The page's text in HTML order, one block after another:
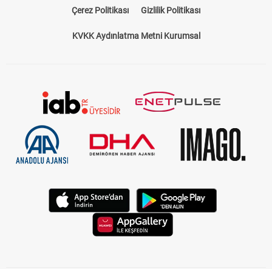
Çerez Politikası Gizlilik Politikası
KVKK Aydınlatma Metni Kurumsal